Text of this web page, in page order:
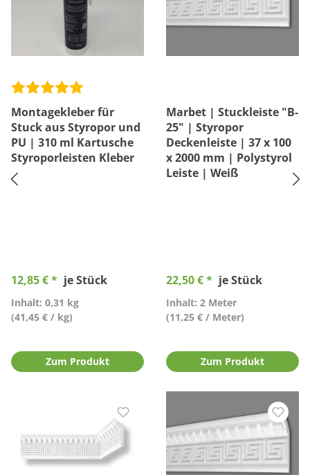
Montagekleber für
Stuck aus Styropor und
PU | 310 ml Kartusche
Styroporleisten Kleber
12,85 € * je Stück
Inhalt: 0,31 kg
(41,45 € / kg)
Zum Produkt
Marbet | Stuckleiste "B-
25" | Styropor
Deckenleiste | 37 x 100
x 2000 mm | Polystyrol
Leiste | Weiß
22,50 € * je Stück
Inhalt: 2 Meter
(11,25 € / Meter)
Zum Produkt